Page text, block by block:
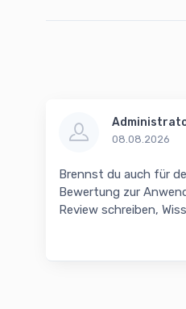
08.08.2026
Brennst du auch für
Bewertung zur
Review schreiben,